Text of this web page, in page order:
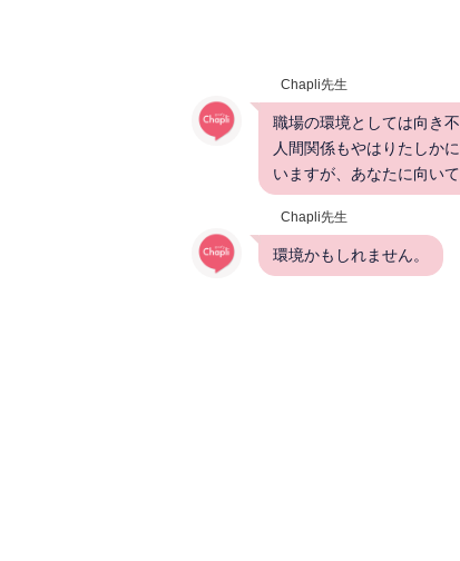
Chapli先生
職場の環境としては向き
人間関係もやはりたしか
いますが、あなたに向い
Chapli先生
環境かもしれません。